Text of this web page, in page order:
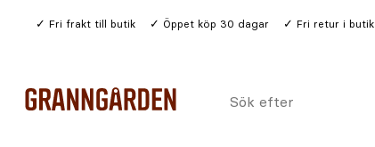
Fri frakt till butik Öppet köp 30 dagar Fri retur i butik
Sök